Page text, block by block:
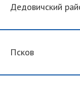
Дедовичский
Псков